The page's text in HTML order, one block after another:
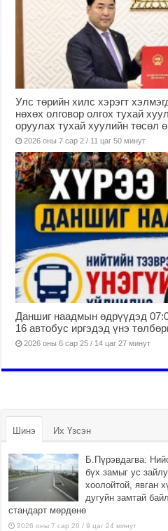
Улс төрийн хилс хэрэгт
нөхөх олговор олгох тухай
оруулах тухай хуулийн төсөл
2026 оны 7 сар 2 / 11 цаг 50 минут
Даншиг наадмын өдрүүдэд
16 автобус иргэдэд үнэ
2026 оны 6 сар 25 / 14 цаг 27 минут
Шинэ Их Үзсэн
Б.Пүрэвдагва:
бүх замыг ус
хоолойтой, явган
дугуйн замтай
стандарт мөрдөнө
2026 оны 7 сар 20 / 9 цаг 24 минут